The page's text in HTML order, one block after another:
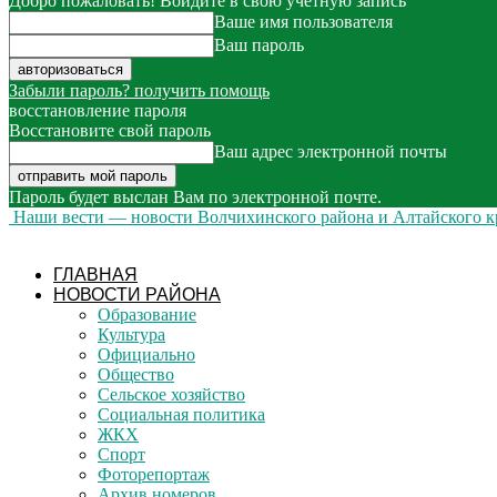
Ваше имя пользователя
Ваш пароль
Забыли пароль? получить помощь
восстановление пароля
Восстановите свой пароль
Ваш адрес электронной почты
Пароль будет выслан Вам по электронной почте.
Наши вести — новости Волчихинского района и Алтайского
ГЛАВНАЯ
НОВОСТИ РАЙОНА
Образование
Культура
Официально
Общество
Сельское хозяйство
Социальная политика
ЖКХ
Спорт
Фоторепортаж